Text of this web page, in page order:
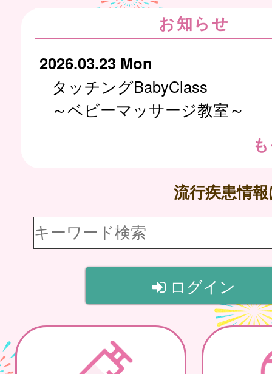
お知らせ
2026.03.23 Mon
タッチングBabyClass
～ベビーマッサージ教室～
流行疾患情
ログイン